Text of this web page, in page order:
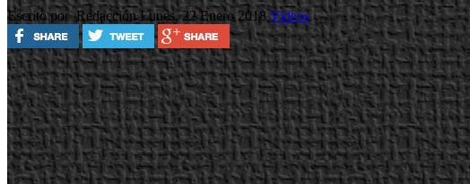
Escrito por RedacciónLunes, 22 Enero 2018Videos